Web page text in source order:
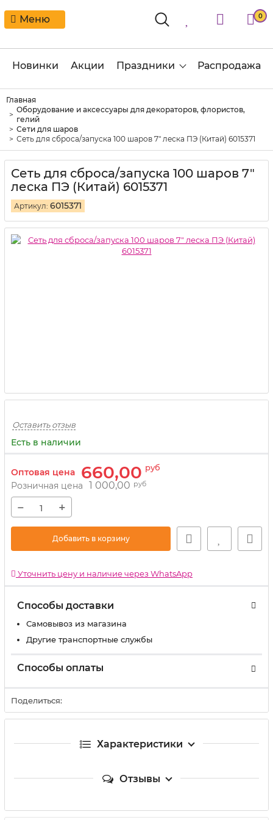
Меню 0
Новинки Акции Праздники Распродажа
Главная
Оборудование и аксессуары для декораторов, флористов,
гелий
Сети для шаров
Сеть для сброса/запуска 100 шаров 7" леска ПЭ (Китай) 6015371
Сеть для сброса/запуска 100 шаров 7"
леска ПЭ (Китай) 6015371
Артикул: 6015371
Оставить отзыв
Есть в наличии
Оптовая цена 660,00 руб
Розничная цена 1 000,00 руб
− +
Добавить в корзину
Уточнить цену и наличие через WhatsApp
Способы доставки
Самовывоз из магазина
Другие транспортные службы
Способы оплаты
Поделиться:
Характеристики
Отзывы